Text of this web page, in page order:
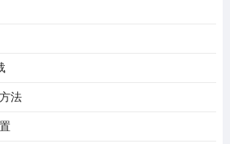
洁更清新
楼中楼系统，让你畅所欲言。
滴答案，没有你找不到的书籍
一起快乐学习吧！！
法